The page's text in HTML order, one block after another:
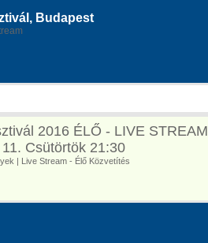
Budapest
2016 ÉLŐ - LIVE STREAM
Csütörtök 21:30
| Live Stream - Élő Közvetítés